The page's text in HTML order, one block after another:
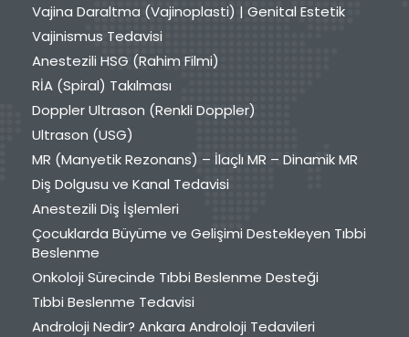
Vajina Daraltma (Vajinoplasti) | Genital Estetik
Vajinismus Tedavisi
Anestezili HSG (Rahim Filmi)
RİA (Spiral) Takılması
Doppler Ultrason (Renkli Doppler)
Ultrason (USG)
MR (Manyetik Rezonans) – İlaçlı MR – Dinamik MR
Diş Dolgusu ve Kanal Tedavisi
Anestezili Diş İşlemleri
Çocuklarda Büyüme ve Gelişimi Destekleyen Tıbbi
Beslenme
Onkoloji Sürecinde Tıbbi Beslenme Desteği
Tıbbi Beslenme Tedavisi
Androloji Nedir? Ankara Androloji Tedavileri